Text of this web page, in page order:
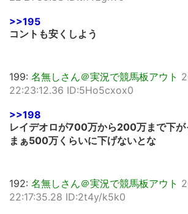
>>195
コントも安くしよう
199: 名無しさん＠実況で競馬板アウト
22:23:12.36 ID:5Ho5cxox0
>>198
レイデオロが700万から200万まで下が
まぁ500万くらいに下げないとな
192: 名無しさん＠実況で競馬板アウト
22:17:35.28 ID:2t4y/k5k0